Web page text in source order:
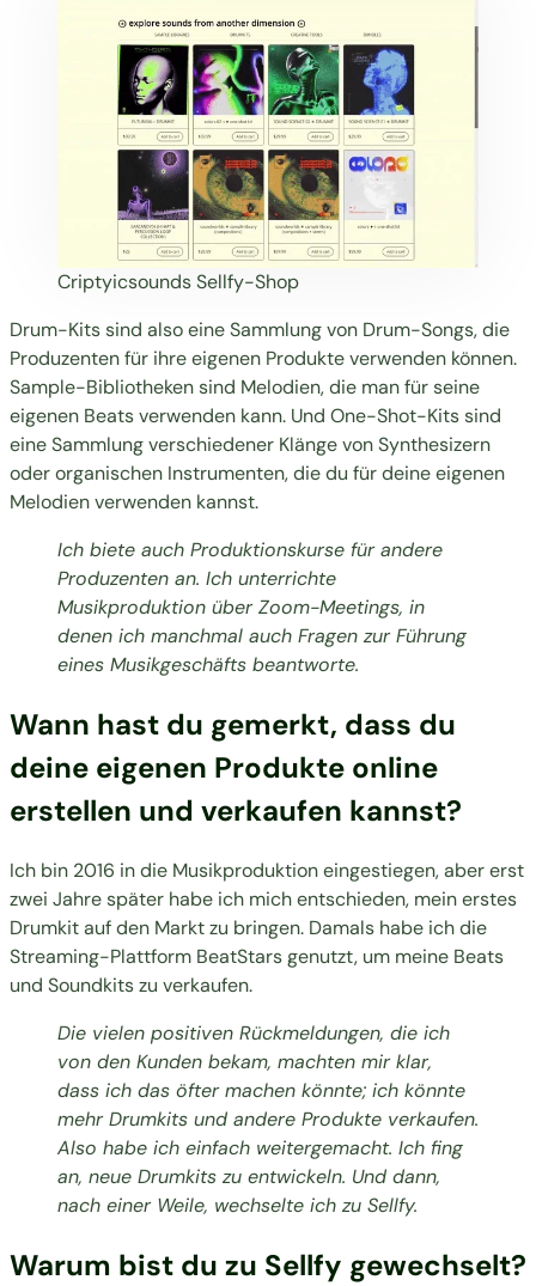
Criptyicsounds Sellfy-Shop
Drum-Kits sind also eine Sammlung von Drum-Songs, die
Produzenten für ihre eigenen Produkte verwenden können.
Sample-Bibliotheken sind Melodien, die man für seine
eigenen Beats verwenden kann. Und One-Shot-Kits sind
eine Sammlung verschiedener Klänge von Synthesizern
oder organischen Instrumenten, die du für deine eigenen
Melodien verwenden kannst.
Ich biete auch Produktionskurse für andere
Produzenten an. Ich unterrichte
Musikproduktion über Zoom-Meetings, in
denen ich manchmal auch Fragen zur Führung
eines Musikgeschäfts beantworte.
Wann hast du gemerkt, dass du
deine eigenen Produkte online
erstellen und verkaufen kannst?
Ich bin 2016 in die Musikproduktion eingestiegen, aber erst
zwei Jahre später habe ich mich entschieden, mein erstes
Drumkit auf den Markt zu bringen. Damals habe ich die
Streaming-Plattform BeatStars genutzt, um meine Beats
und Soundkits zu verkaufen.
Die vielen positiven Rückmeldungen, die ich
von den Kunden bekam, machten mir klar,
dass ich das öfter machen könnte; ich könnte
mehr Drumkits und andere Produkte verkaufen.
Also habe ich einfach weitergemacht. Ich fing
an, neue Drumkits zu entwickeln. Und dann,
nach einer Weile, wechselte ich zu Sellfy.
Warum bist du zu Sellfy gewechselt?